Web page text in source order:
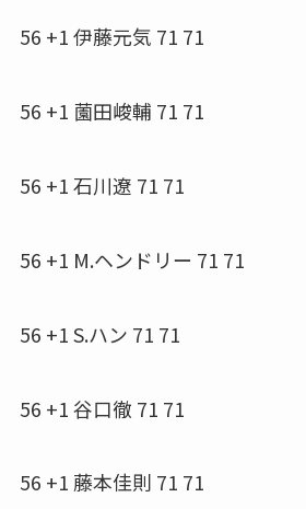
56 +1 伊藤元気 71 71
56 +1 薗田峻輔 71 71
56 +1 石川遼 71 71
56 +1 M.ヘンドリー 71 71
56 +1 S.ハン 71 71
56 +1 谷口徹 71 71
56 +1 藤本佳則 71 71